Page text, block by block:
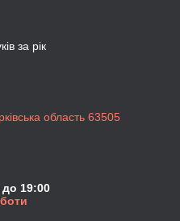
за рік
область 63505
до 19:00